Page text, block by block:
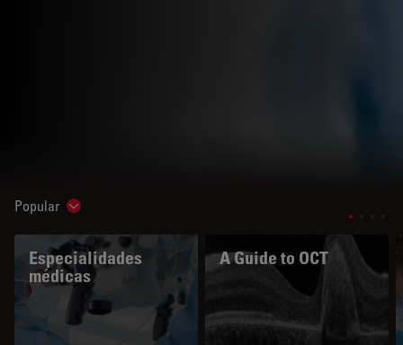
Popular Show subnavigation
Especialidades
médicas
A Guide to OCT